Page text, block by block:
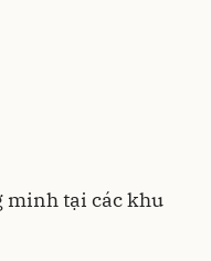
minh tại các khu